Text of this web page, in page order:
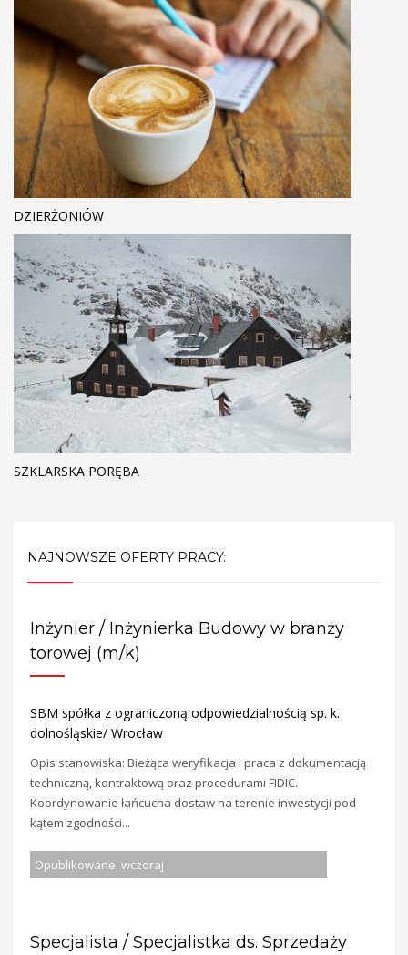
DZIERŻONIÓW
SZKLARSKA PORĘBA
NAJNOWSZE OFERTY PRACY:
Inżynier / Inżynierka Budowy w branży
torowej (m/k)
SBM spółka z ograniczoną odpowiedzialnością sp. k.
dolnośląskie/ Wrocław
Opis stanowiska: Bieżąca weryfikacja i praca z dokumentacją
techniczną, kontraktową oraz procedurami FIDIC.
Koordynowanie łańcucha dostaw na terenie inwestycji pod
kątem zgodności...
Opublikowane: wczoraj
Specjalista / Specjalistka ds. Sprzedaży